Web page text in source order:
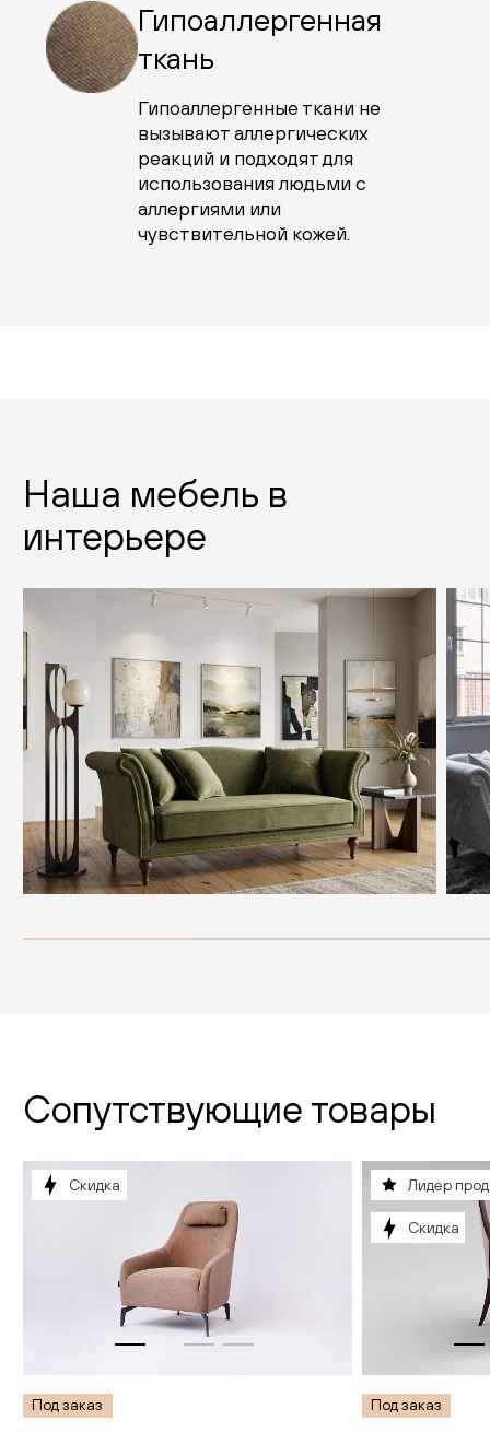
Гипоаллергенная
ткань
Гипоаллергенные ткани не
вызывают аллергических
реакций и подходят для
использования людьми с
аллергиями или
чувствительной кожей.
Наша мебель в
интерьере
Сопутствующие товары
Скидка
Под заказ
Лидер
Скидка
Под заказ